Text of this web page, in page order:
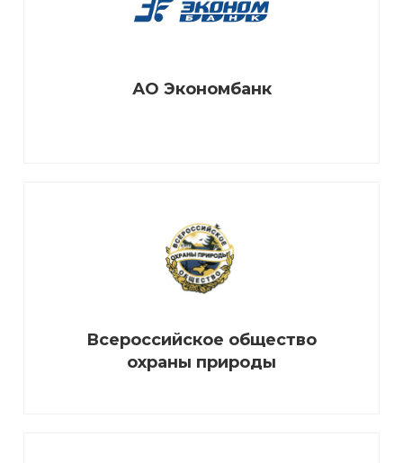
АО Экономбанк
Всероссийское общество
охраны природы